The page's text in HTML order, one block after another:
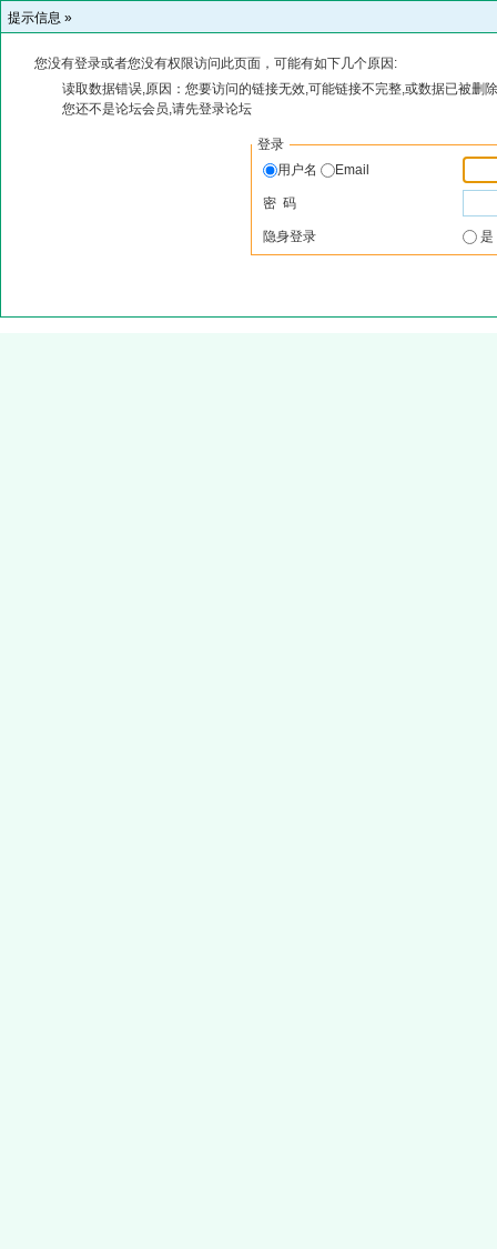
提示信息 »
您没有登录或者您没有权限访问此页面，可能有如下几个原因:
读取数据错误,原因：您要访问的链接无效,可能链接不完整,或数据已被删
您还不是论坛会员,请先登录论坛
登录
用户名
Email
密 码
隐身登录